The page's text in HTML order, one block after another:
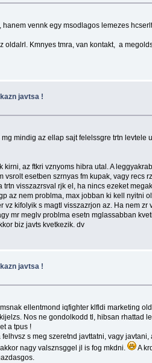
vennk egy msodlagos lemezes
oldalrl. Kmnyes tmra, van kontakt, a
javtsa !
mindig az ellap sajt felelssgre trtn levtele
az ftkri vznyoms hibra utal. A
esetben szrnyas fm kupak, vagy recs
visszazrsval rjk el, ha nincs ezeket
nem problma, max jobban ki kell nyitni
kifolyik s magtl visszazrjon az. Ha nem
mr meglv problma esetn mglassabban
biz javts kvetkezik. dv
javtsa !
ellentmond iqfighter klfldi marketing
Nos ne gondolkodd tl, hibsan rhattad
a tpus !
s meg szeretnd javttatni, vagy
nagy valsznsggel jl is fog mkdni.
A